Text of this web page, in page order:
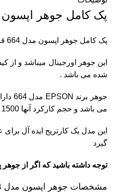
پک کامل جوهر اپسون
پک کامل جوهر اپسون مدل 664 قابل استفاده در پرینترهای اپسون ( L100,L110,L120,L130,310,L350,355,L365,L382,L386,L550,L565,L3050,L3060,L3070,L1300 ) میباشد
این جوهر اورجینال میباشد و از
شده می باشد .
جوهر برند EPSON مدل 664 دارای چهار رنگ جداگانه جوهر می باشد که رنگ های آن آبی / مشکی / زرد / قرمز می باشد و دارای کیفیت بسیار بالایی است که حجم هر کدام از جوهر ها
می باشد و حجم کارکرد آنها 1500 برگ است .
این مدل یک کارتریج ایده آل
گیرد
توجه داشته باشید که اگر از جوهر
مشخصات جوهر اپسون مدل 664